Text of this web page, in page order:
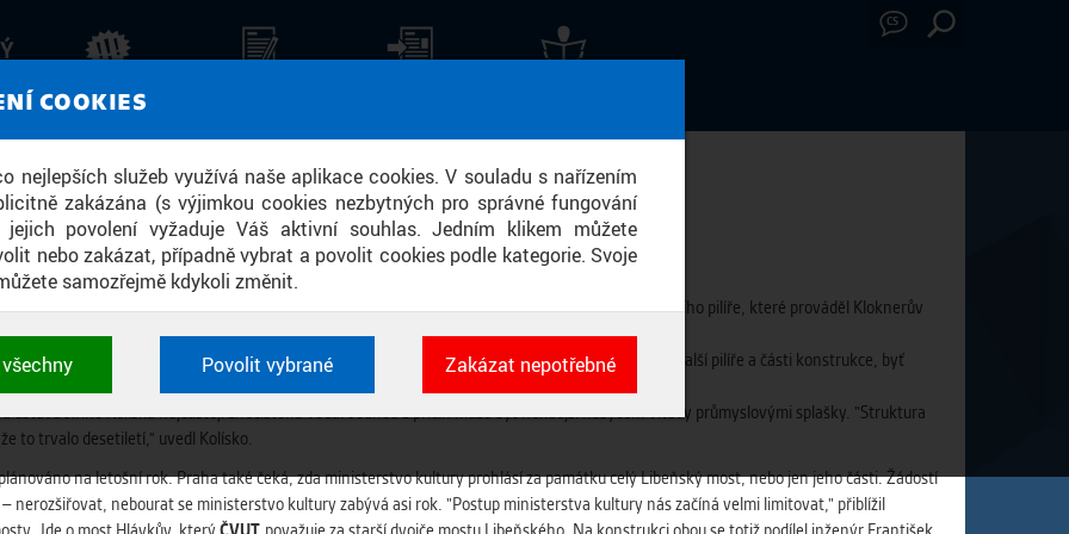
COOKIES
nejlepších služeb využívá naše aplikace cookies. V souladu s nařízením
zakázána (s výjimkou cookies nezbytných pro správné fungování
povolení vyžaduje Váš aktivní souhlas. Jedním klikem můžete
nebo zakázat, případně vybrat a povolit cookies podle kategorie. Svoje
samozřejmě kdykoli změnit.
a identifikátorů relace. Jsou nezbytné pro správné
vždy aktivní.
Povolit vybrané Zakázat nepotřebné
CS
AKTUALITY
KOROZE
postupné degradaci, kterou urychluje tzv. síranová koroze. Vyplynulo to ze zkoumání vzorků z třetího pilíře, které prováděl Kloknerův
primátorky Petra Dolínka uzavření mostu pro dopravu zatím nehrozí. "Je potřeba prověřit další pilíře a části konstrukce, byť
desítky miliónů korun.
ústavu Jiřího Kolíska nejčastěji znečištěná voda. Jednou z příčin může být někdejší nasycení Vltavy průmyslovými splašky. "Struktura
že to trvalo desetiletí," uvedl Kolísko.
na letošní rok. Praha také čeká, zda ministerstvo kultury prohlásí za památku celý Libeňský most, nebo jen jeho části. Žádostí
nerozšiřovat, nebourat se ministerstvo kultury zabývá asi rok. "Postup ministerstva kultury nás začíná velmi limitovat," přiblížil